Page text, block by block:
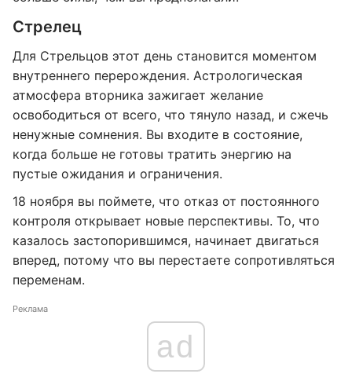
Стрелец
Для Стрельцов этот день становится моментом
внутреннего перерождения. Астрологическая
атмосфера вторника зажигает желание
освободиться от всего, что тянуло назад, и сжечь
ненужные сомнения. Вы входите в состояние,
когда больше не готовы тратить энергию на
пустые ожидания и ограничения.
18 ноября вы поймете, что отказ от постоянного
контроля открывает новые перспективы. То, что
казалось застопорившимся, начинает двигаться
вперед, потому что вы перестаете сопротивляться
переменам.
Реклама
ad